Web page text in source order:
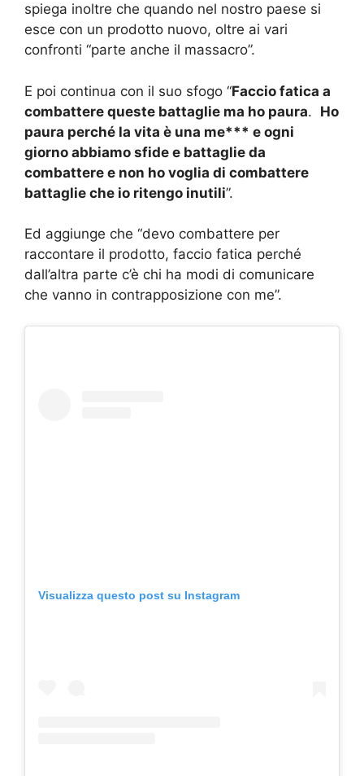
spiega inoltre che quando nel nostro paese si
esce con un prodotto nuovo, oltre ai vari
confronti “parte anche il massacro”.
E poi continua con il suo sfogo “Faccio fatica a
combattere queste battaglie ma ho paura. Ho
paura perché la vita è una me*** e ogni
giorno abbiamo sfide e battaglie da
combattere e non ho voglia di combattere
battaglie che io ritengo inutili”.
Ed aggiunge che “devo combattere per
raccontare il prodotto, faccio fatica perché
dall’altra parte c’è chi ha modi di comunicare
che vanno in contrapposizione con me”.
Visualizza questo post su Instagram